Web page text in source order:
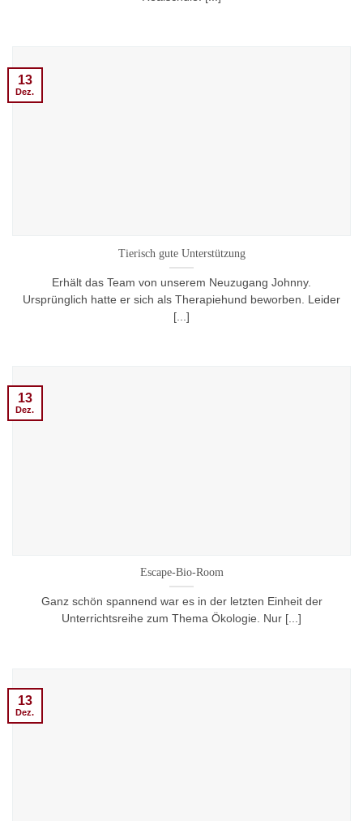
Tierisch gute Unterstützung
Erhält das Team von unserem Neuzugang Johnny.
Ursprünglich hatte er sich als Therapiehund beworben. Leider
[...]
13
Dez.
Escape-Bio-Room
Ganz schön spannend war es in der letzten Einheit der
Unterrichtsreihe zum Thema Ökologie. Nur [...]
13
Dez.
13
Dez.